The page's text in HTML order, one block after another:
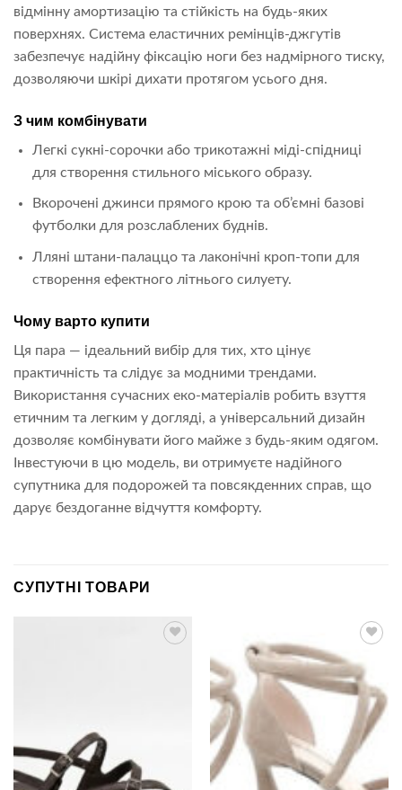
відмінну амортизацію та стійкість на будь-яких
поверхнях. Система еластичних ремінців-джгутів
забезпечує надійну фіксацію ноги без надмірного тиску,
дозволяючи шкірі дихати протягом усього дня.
З чим комбінувати
Легкі сукні-сорочки або трикотажні міді-спідниці
для створення стильного міського образу.
Вкорочені джинси прямого крою та об’ємні базові
футболки для розслаблених буднів.
Лляні штани-палаццо та лаконічні кроп-топи для
створення ефектного літнього силуету.
Чому варто купити
Ця пара — ідеальний вибір для тих, хто цінує
практичність та слідує за модними трендами.
Використання сучасних еко-матеріалів робить взуття
етичним та легким у догляді, а універсальний дизайн
дозволяє комбінувати його майже з будь-яким одягом.
Інвестуючи в цю модель, ви отримуєте надійного
супутника для подорожей та повсякденних справ, що
дарує бездоганне відчуття комфорту.
СУПУТНІ ТОВАРИ